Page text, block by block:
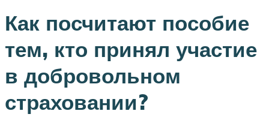
Как посчитают пособие
тем, кто принял участие
в добровольном
страховании?